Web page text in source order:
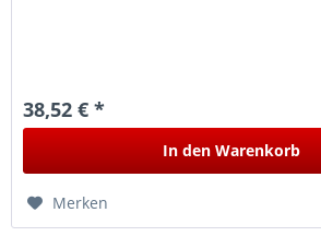
38,52 € *
In den Warenkorb
Merken